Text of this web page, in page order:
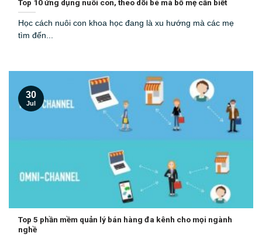
Top 10 ứng dụng nuôi con, theo dõi bé mà bố mẹ cần biết
Học cách nuôi con khoa học đang là xu hướng mà các mẹ
tìm đến...
Top 5 phần mềm quản lý bán hàng đa kênh cho mọi ngành
nghề
30
Jul